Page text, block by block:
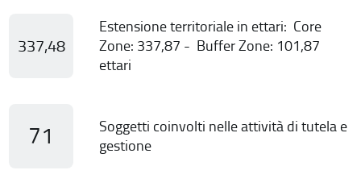
337,48
Estensione territoriale in ettari: Core
Zone: 337,87 - Buffer Zone: 101,87
ettari
71
Soggetti coinvolti nelle attività di tutela e
gestione